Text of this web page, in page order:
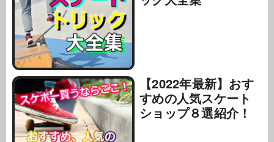
【2022年最新】おす
すめの人気スケート
ショップ８選紹介！